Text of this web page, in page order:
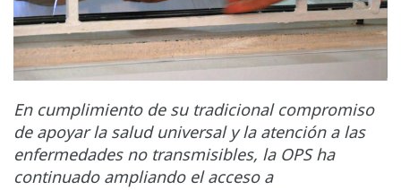
En cumplimiento de su tradicional compromiso
de apoyar la salud universal y la atención a las
enfermedades no transmisibles, la OPS ha
continuado ampliando el acceso a